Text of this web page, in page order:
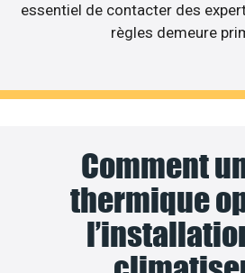
essentiel de contacter des
règles demeure
Comment
thermique